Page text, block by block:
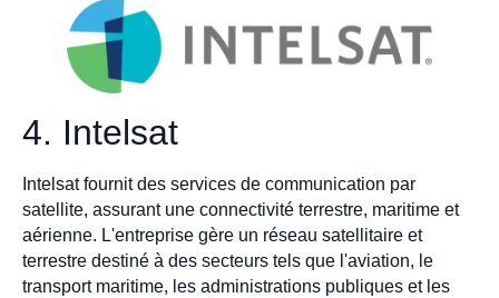
4. Intelsat
Intelsat fournit des services de communication par
satellite, assurant une connectivité terrestre, maritime et
aérienne. L'entreprise gère un réseau satellitaire et
terrestre destiné à des secteurs tels que l'aviation, le
transport maritime, les administrations publiques et les